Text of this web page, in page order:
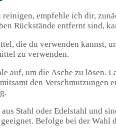
empfehle ich dir,
Rückstände entfernt sind,
die du verwenden kannst,
zu verwenden.
auf, um die Asche zu
den
aus Stahl oder Edelstahl und
Befolge bei der Wahl